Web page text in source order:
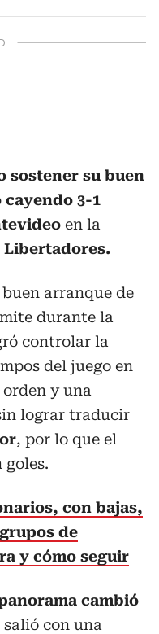
sostener su buen
3-1
en la
Libertadores.
arranque de
durante la
controlar la
del juego en
y una
lograr traducir
, por lo que el
con bajas,
de
y cómo seguir
cambió
salió con una